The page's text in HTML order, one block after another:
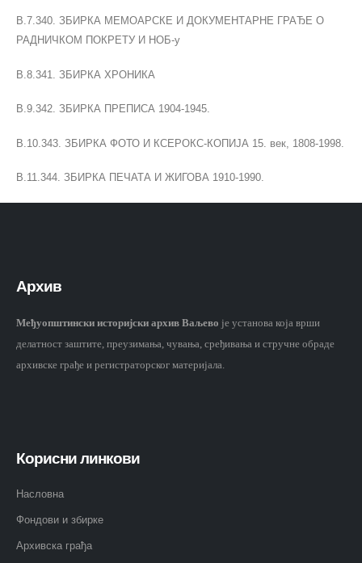
В.7.340. ЗБИРКА МЕМОАРСКЕ И ДОКУМЕНТАРНЕ ГРАЂЕ О
РАДНИЧКОМ ПОКРЕТУ И НОБ-у
В.8.341. ЗБИРКА ХРОНИКА
В.9.342. ЗБИРКА ПРЕПИСА 1904-1945.
В.10.343. ЗБИРКА ФОТО И КСЕРОКС-КОПИЈА 15. век, 1808-1998.
В.11.344. ЗБИРКА ПЕЧАТА И ЖИГОВА 1910-1990.
Архив
Међуопштински историјски архив Ваљево је установа која врши
делатност заштите, преузимања, чувања, сређивања и стручне обраде
архивске грађе и регистраторског материјала.
Корисни линкови
Насловна
Фондови и збирке
Архивска грађа